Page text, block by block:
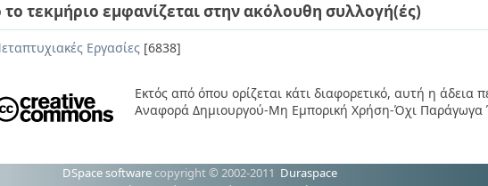
το τεκμήριο εμφανίζεται στην ακόλουθη συλλογή(ές)
Εργασίες [6838]
Εκτός από όπου ορίζεται κάτι διαφορετικό, αυτή η άδεια
Αναφορά Δημιουργού-Μη Εμπορική Χρήση-Όχι Παράγωγα
DSpace software copyright © 2002-2011 Duraspace